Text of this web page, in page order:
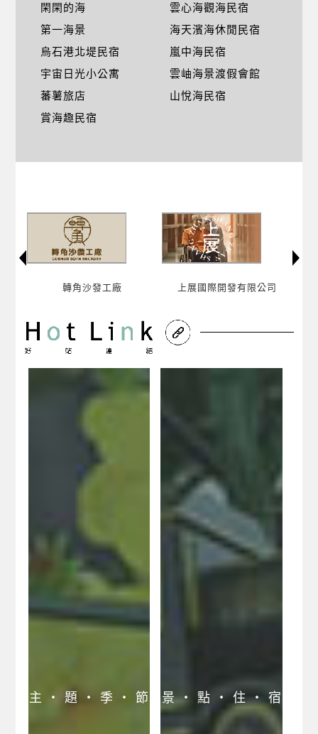
閑閑的海
雲心海觀海民宿
第一海景
海天濱海休閒民宿
烏石港北堤民宿
嵐中海民宿
宇宙日光小公寓
雲岫海景渡假會館
蕃薯旅店
山悅海民宿
賞海趣民宿
上展國際開發有限公司 蘆薈美甲
主 ‧ 題 ‧ 季 ‧ 節 景 ‧ 點 ‧ 住 ‧ 宿